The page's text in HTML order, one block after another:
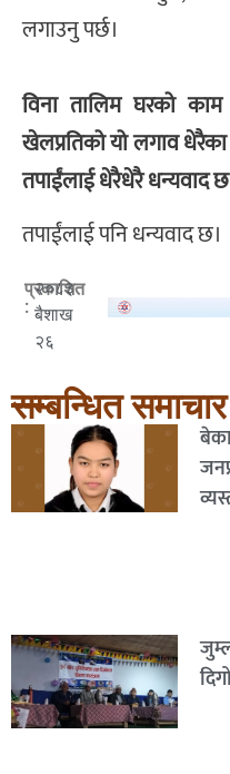
लगाउनु पर्छ।
विना तालिम घरको
खेलप्रतिको यो लगाव धेरैका
तपाईंलाई धेरैधेरै धन्यवाद
तपाईंलाई पनि धन्यवाद छ।
प्रकाशित
:
२०८३
बैशाख
२६
सम्बन्धित समाचार